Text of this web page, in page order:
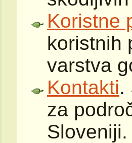
Koristne
koristnih
varstva
Kontakti.
za
Sloveniji.